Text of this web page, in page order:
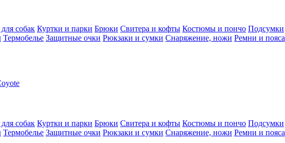
собак Куртки и парки Брюки Свитера и кофты Костюмы и пончо Подсумки
Термобелье Защитные очки Рюкзаки и сумки Снаряжение, ножи Ремни и пояса
собак Куртки и парки Брюки Свитера и кофты Костюмы и пончо Подсумки
Термобелье Защитные очки Рюкзаки и сумки Снаряжение, ножи Ремни и пояса